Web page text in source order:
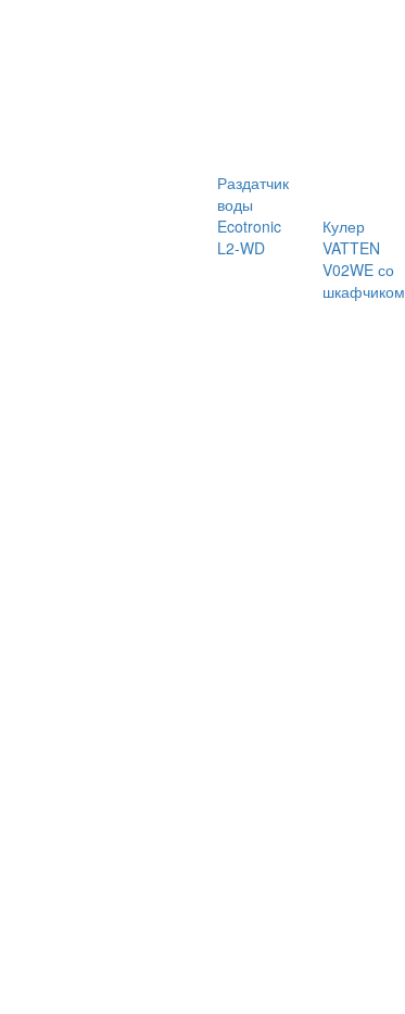
Раздатчик
воды
Ecotronic
L2-WD
Кулер
VATTEN
V02WE со
шкафчиком